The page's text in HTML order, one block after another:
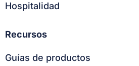
Hospitalidad
Recursos
Guías de productos